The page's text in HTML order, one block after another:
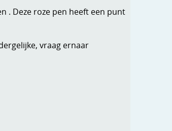
. Deze roze pen heeft een punt
vraag ernaar